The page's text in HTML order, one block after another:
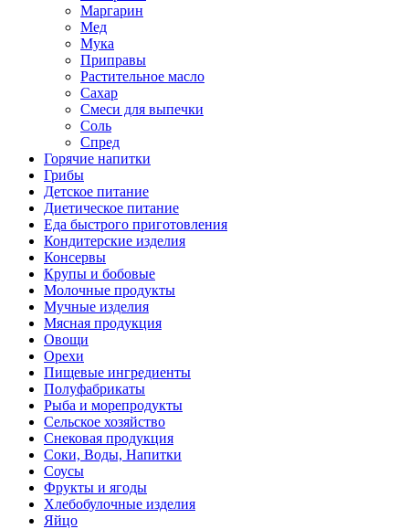
Маргарин
Мед
Мука
Приправы
Растительное масло
Сахар
Смеси для выпечки
Соль
Спред
Горячие напитки
Грибы
Детское питание
Диетическое питание
Еда быстрого приготовления
Кондитерские изделия
Консервы
Крупы и бобовые
Молочные продукты
Мучные изделия
Мясная продукция
Овощи
Орехи
Пищевые ингредиенты
Полуфабрикаты
Рыба и морепродукты
Сельское хозяйство
Снековая продукция
Соки, Воды, Напитки
Соусы
Фрукты и ягоды
Хлебобулочные изделия
Яйцо